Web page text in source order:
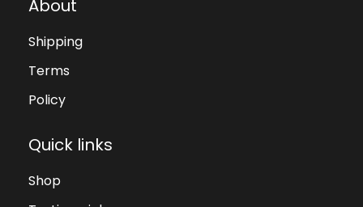
About
Shipping
Terms
Policy
Quick links
Shop